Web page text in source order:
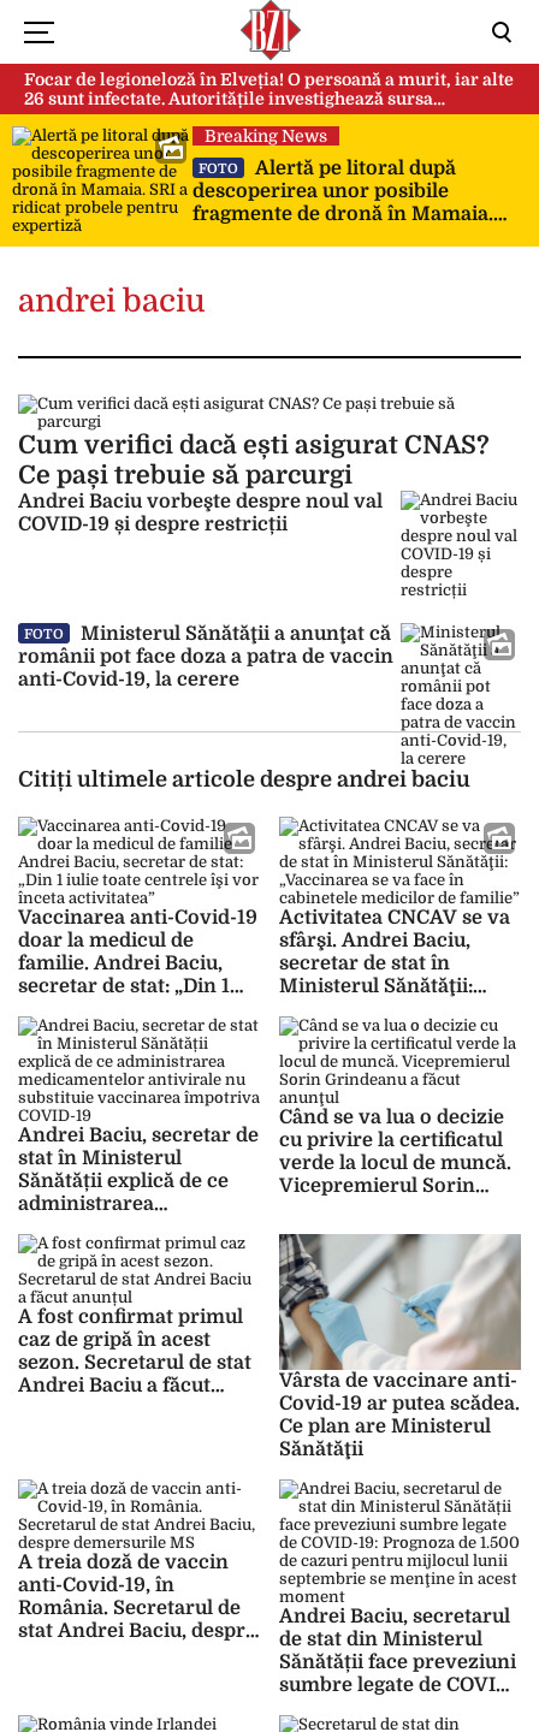
Focar de legioneloză în Elveția! O persoană a murit, iar alte
26 sunt infectate. Autoritățile investighează sursa
contaminării
Breaking News
FOTO
Alertă pe litoral după
descoperirea unor posibile
fragmente de dronă în Mamaia.
andrei baciu
Cum verifici dacă ești asigurat CNAS?
Ce pași trebuie să parcurgi
Andrei Baciu vorbeşte despre noul val
COVID-19 și despre restricții
FOTO
Ministerul Sănătăţii a anunţat că
românii pot face doza a patra de vaccin
anti-Covid-19, la cerere
Citiți ultimele articole despre andrei baciu
Vaccinarea anti-Covid-19
doar la medicul de
familie. Andrei Baciu,
secretar de stat: „Din 1
vor înceta activitatea”
Activitatea CNCAV se va
sfârşi. Andrei Baciu,
secretar de stat în
Ministerul Sănătăţii:
cabinetele medicilor de
familie”
Andrei Baciu, secretar de
stat în Ministerul
Sănătății explică de ce
administrarea
antivirale nu substituie
vaccinarea împotriva
COVID-19
Când se va lua o decizie
cu privire la certificatul
verde la locul de muncă.
Vicepremierul Sorin
anunţul
A fost confirmat primul
caz de gripă în acest
sezon. Secretarul de stat
Andrei Baciu a făcut
Vârsta de vaccinare anti-
Covid-19 ar putea scădea.
Ce plan are Ministerul
Sănătăţii
A treia doză de vaccin
anti-Covid-19, în
România. Secretarul de
stat Andrei Baciu, despre
Andrei Baciu, secretarul
de stat din Ministerul
Sănătății face preveziuni
sumbre legate de COVID-